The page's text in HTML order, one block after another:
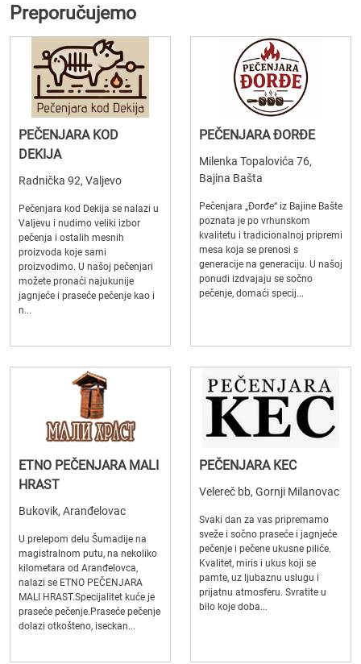
Preporučujemo
PEČENJARA KOD
DEKIJA
Radnička 92, Valjevo
Pečenjara kod Dekija se nalazi u
Valjevu i nudimo veliki izbor
pečenja i ostalih mesnih
proizvoda koje sami
proizvodimo. U našoj pečenjari
možete pronaći najukunije
jagnjeće i praseće pečenje kao i
n...
PEČENJARA ĐORĐE
Milenka Topalovića 76,
Bajina Bašta
Pečenjara „Đorđe“ iz Bajine Bašte
poznata je po vrhunskom
kvalitetu i tradicionalnoj pripremi
mesa koja se prenosi s
generacije na generaciju. U našoj
ponudi izdvajaju se sočno
pečenje, domaći specij...
ETNO PEČENJARA MALI
HRAST
Bukovik, Aranđelovac
U prelepom delu Šumadije na
magistralnom putu, na nekoliko
kilometara od Aranđelovca,
nalazi se ETNO PEČENJARA
MALI HRAST.Specijalitet kuće je
praseće pečenje.Praseće pečenje
dolazi otkošteno, iseckan...
PEČENJARA KEC
Velereč bb, Gornji Milanovac
Svaki dan za vas pripremamo
sveže i sočno praseće i jagnjeće
pečenje i pečene ukusne piliće.
Kvalitet, miris i ukus koji se
pamte, uz ljubaznu uslugu i
prijatnu atmosferu. Svratite u
bilo koje doba...